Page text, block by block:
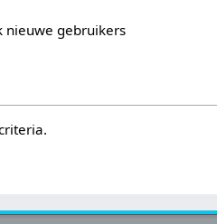
nieuwe gebruikers